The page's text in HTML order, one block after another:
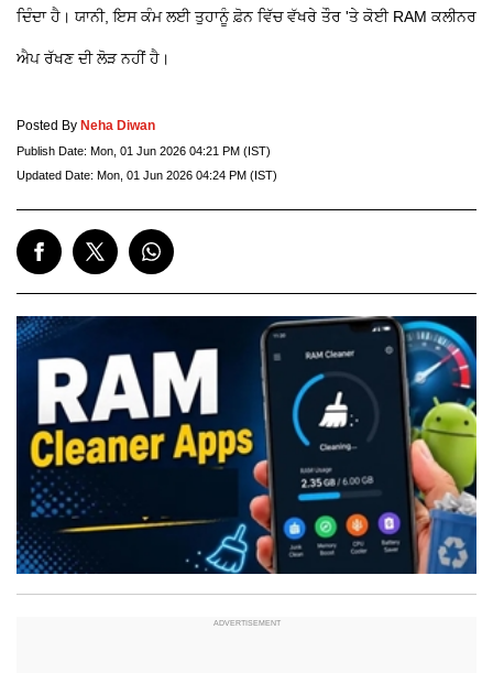
ਦਿੰਦਾ ਹੈ। ਯਾਨੀ, ਇਸ ਕੰਮ ਲਈ ਤੁਹਾਨੂੰ ਫ਼ੋਨ ਵਿੱਚ ਵੱਖਰੇ ਤੌਰ 'ਤੇ ਕੋਈ RAM ਕਲੀਨਰ
ਐਪ ਰੱਖਣ ਦੀ ਲੋੜ ਨਹੀਂ ਹੈ।
Posted By Neha Diwan
Publish Date: Mon, 01 Jun 2026 04:21 PM (IST)
Updated Date: Mon, 01 Jun 2026 04:24 PM (IST)